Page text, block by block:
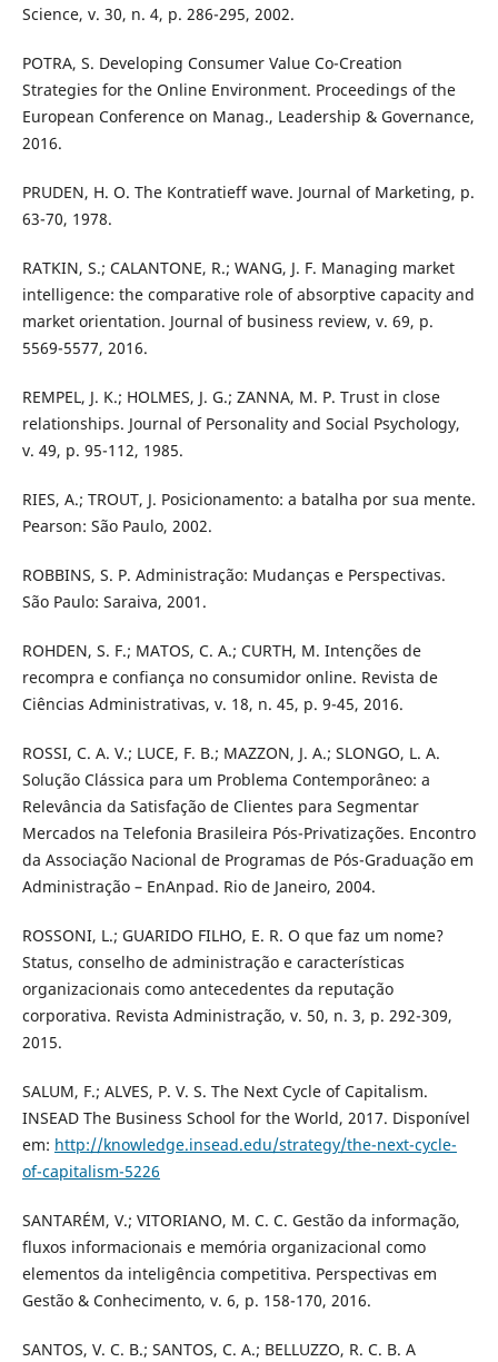
Science, v. 30, n. 4, p. 286-295, 2002.
POTRA, S. Developing Consumer Value Co-Creation
Strategies for the Online Environment. Proceedings of the
European Conference on Manag., Leadership & Governance,
2016.
PRUDEN, H. O. The Kontratieff wave. Journal of Marketing, p.
63-70, 1978.
RATKIN, S.; CALANTONE, R.; WANG, J. F. Managing market
intelligence: the comparative role of absorptive capacity and
market orientation. Journal of business review, v. 69, p.
5569-5577, 2016.
REMPEL, J. K.; HOLMES, J. G.; ZANNA, M. P. Trust in close
relationships. Journal of Personality and Social Psychology,
v. 49, p. 95-112, 1985.
RIES, A.; TROUT, J. Posicionamento: a batalha por sua mente.
Pearson: São Paulo, 2002.
ROBBINS, S. P. Administração: Mudanças e Perspectivas.
São Paulo: Saraiva, 2001.
ROHDEN, S. F.; MATOS, C. A.; CURTH, M. Intenções de
recompra e confiança no consumidor online. Revista de
Ciências Administrativas, v. 18, n. 45, p. 9-45, 2016.
ROSSI, C. A. V.; LUCE, F. B.; MAZZON, J. A.; SLONGO, L. A.
Solução Clássica para um Problema Contemporâneo: a
Relevância da Satisfação de Clientes para Segmentar
Mercados na Telefonia Brasileira Pós-Privatizações. Encontro
da Associação Nacional de Programas de Pós-Graduação em
Administração – EnAnpad. Rio de Janeiro, 2004.
ROSSONI, L.; GUARIDO FILHO, E. R. O que faz um nome?
Status, conselho de administração e características
organizacionais como antecedentes da reputação
corporativa. Revista Administração, v. 50, n. 3, p. 292-309,
2015.
SALUM, F.; ALVES, P. V. S. The Next Cycle of Capitalism.
INSEAD The Business School for the World, 2017. Disponível
em: http://knowledge.insead.edu/strategy/the-next-cycle-
of-capitalism-5226
SANTARÉM, V.; VITORIANO, M. C. C. Gestão da informação,
fluxos informacionais e memória organizacional como
elementos da inteligência competitiva. Perspectivas em
Gestão & Conhecimento, v. 6, p. 158-170, 2016.
SANTOS, V. C. B.; SANTOS, C. A.; BELLUZZO, R. C. B. A